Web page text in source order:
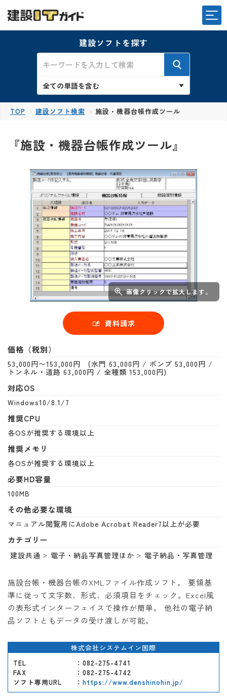
建設ソフトを探す
TOP 建設ソフト検索 施設・機器台帳作成ツール
『施設・機器台帳作成ツール』
画像クリックで拡大します。
資料請求
価格（税別）
53,000円〜153,000円 (水門 63,000円 / ポンプ 53,000円 /
トンネル・道路 63,000円 / 全種類 153,000円)
対応OS
Windows10/8.1/7
推奨CPU
各OSが推奨する環境以上
推奨メモリ
各OSが推奨する環境以上
必要HD容量
100MB
その他必要な環境
マニュアル閲覧用にAdobe Acrobat Reader7以上が必要
カテゴリー
建設共通 電子・納品写真管理ほか 電子納品・写真管理
施設台帳・機器台帳のXMLファイル作成ソフト。 要領基
準に従って文字数、形式、必須項目をチェック。Excel風
の表形式インターフェイスで操作が簡単。 他社の電子納
品ソフトともデータの受け渡しが可能。
株式会社システムイン国際
TEL
：082-275-4741
FAX
：082-275-4742
ソフト専用URL
： https://www.denshinohin.jp/